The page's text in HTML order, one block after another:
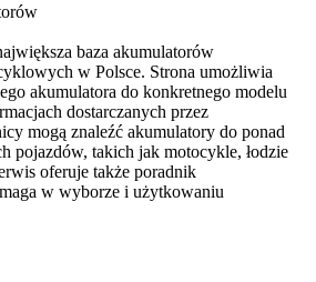
baza akumulatorów
w Polsce. Strona umożliwia
akumulatora do konkretnego modelu
dostarczanych przez
mogą znaleźć akumulatory do ponad
pojazdów, takich jak motocykle, łodzie
oferuje także poradnik
w wyborze i użytkowaniu